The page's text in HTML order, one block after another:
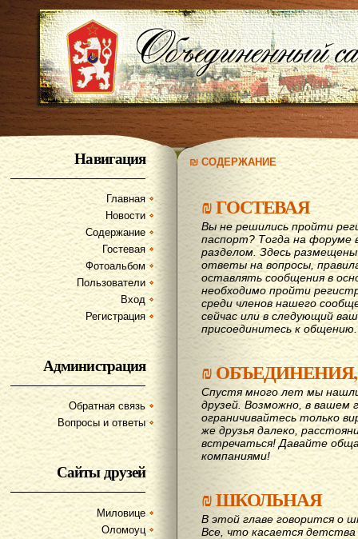
Навигация
Главная
Новости
Содержание
Гостевая
Фотоальбом
Пользователи
Вход
Регистрация
Администрация
Обратная связь
Вопросы и ответы
Сайты друзей
Миловице
Оломоуц
₪ СОДЕРЖАНИЕ
₪ГОСТЕВАЯ
Вы не решились пройти
паспорт? Тогда на форуме
разделом. Здесь
ответы на вопросы,
оставлять сообщения в
необходимо пройти
среди членов нашего
сейчас или в следующий
присоединитесь к общению.
₪
Спустя много лет мы
друзей. Возможно, в вашем
ограничивайтесь только
же друзья далеко,
вcтречаться! Давайте
компаниями!
₪ШКОЛЬНАЯ
В этой главе говорится о
Все, что касается